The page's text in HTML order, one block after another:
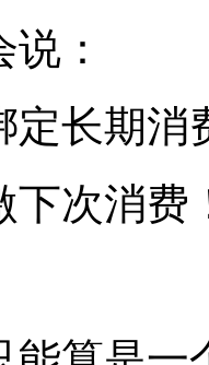
：
定长期消
下次消费